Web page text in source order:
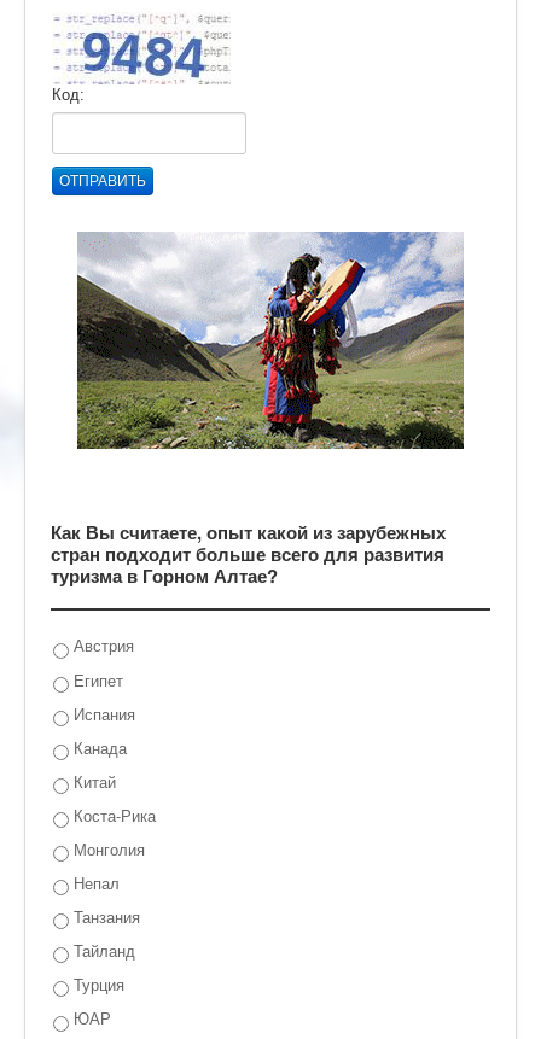
Код:
ОТПРАВИТЬ
Как Вы считаете, опыт какой из зарубежных
стран подходит больше всего для развития
туризма в Горном Алтае?
Австрия
Египет
Испания
Канада
Китай
Коста-Рика
Монголия
Непал
Танзания
Тайланд
Турция
ЮАР